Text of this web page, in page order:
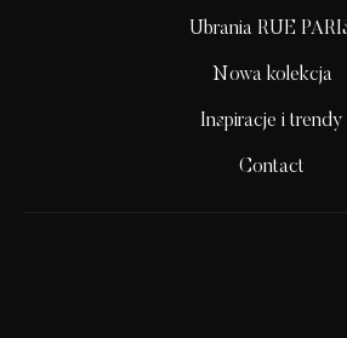
Ubrania RUE
Nowa kolekcja
Inspiracje i trendy
Contact